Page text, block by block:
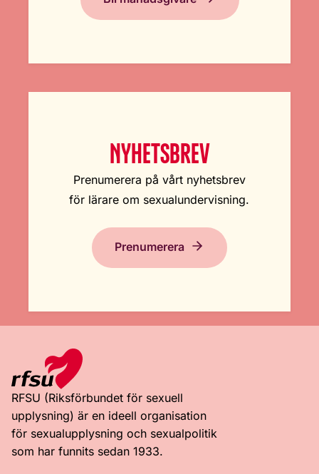
NYHETSBREV
Prenumerera på vårt nyhetsbrev
för lärare om sexualundervisning.
Prenumerera
RFSU (Riksförbundet för sexuell
upplysning) är en ideell organisation
för sexualupplysning och sexualpolitik
som har funnits sedan 1933.